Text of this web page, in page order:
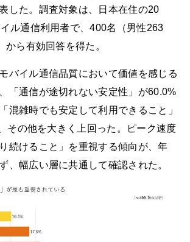
した。調査対象は、日本在住の20
ル通信利用者で、400名（男性263
から有効回答を得た。
バイル通信品質において価値を感じる
「通信が途切れない安定性」が60.0%
混雑時でも安定して利用できること」
その他を大きく上回った。ピーク速度
続けること」を重視する傾向が、年
、幅広い層に共通して確認された。